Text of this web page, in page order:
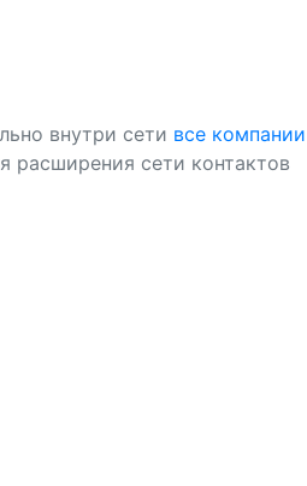
внутри сети все компании
расширения сети контактов